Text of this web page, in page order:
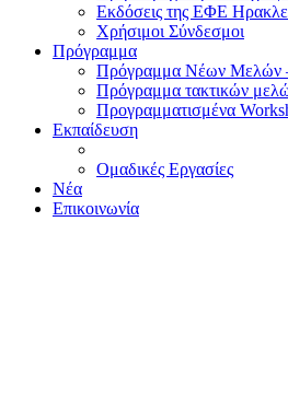
Εκδόσεις της ΕΦΕ
Χρήσιμοι Σύνδεσμοι
Πρόγραμμα
Πρόγραμμα Νέων Μελών –
Πρόγραμμα τακτικών
Προγραμματισμένα
Εκπαίδευση
Ομαδικές Εργασίες
Νέα
Επικοινωνία